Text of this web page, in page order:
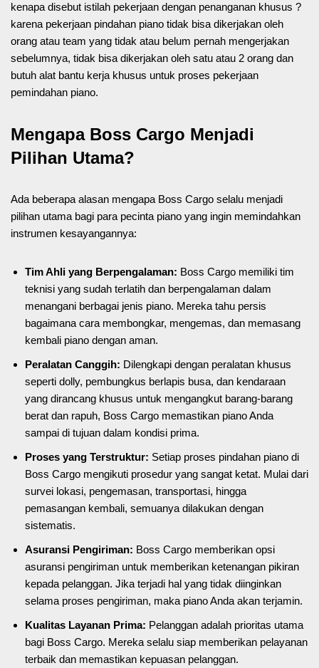
kenapa disebut istilah pekerjaan dengan penanganan khusus ?
karena pekerjaan pindahan piano tidak bisa dikerjakan oleh
orang atau team yang tidak atau belum pernah mengerjakan
sebelumnya, tidak bisa dikerjakan oleh satu atau 2 orang dan
butuh alat bantu kerja khusus untuk proses pekerjaan
pemindahan piano.
Mengapa Boss Cargo Menjadi
Pilihan Utama?
Ada beberapa alasan mengapa Boss Cargo selalu menjadi
pilihan utama bagi para pecinta piano yang ingin memindahkan
instrumen kesayangannya:
Tim Ahli yang Berpengalaman: Boss Cargo memiliki tim
teknisi yang sudah terlatih dan berpengalaman dalam
menangani berbagai jenis piano. Mereka tahu persis
bagaimana cara membongkar, mengemas, dan memasang
kembali piano dengan aman.
Peralatan Canggih: Dilengkapi dengan peralatan khusus
seperti dolly, pembungkus berlapis busa, dan kendaraan
yang dirancang khusus untuk mengangkut barang-barang
berat dan rapuh, Boss Cargo memastikan piano Anda
sampai di tujuan dalam kondisi prima.
Proses yang Terstruktur: Setiap proses pindahan piano di
Boss Cargo mengikuti prosedur yang sangat ketat. Mulai dari
survei lokasi, pengemasan, transportasi, hingga
pemasangan kembali, semuanya dilakukan dengan
sistematis.
Asuransi Pengiriman: Boss Cargo memberikan opsi
asuransi pengiriman untuk memberikan ketenangan pikiran
kepada pelanggan. Jika terjadi hal yang tidak diinginkan
selama proses pengiriman, maka piano Anda akan terjamin.
Kualitas Layanan Prima: Pelanggan adalah prioritas utama
bagi Boss Cargo. Mereka selalu siap memberikan pelayanan
terbaik dan memastikan kepuasan pelanggan.